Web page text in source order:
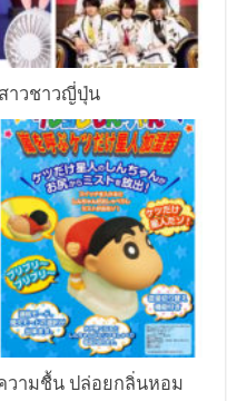
าวชาวญี่ปุ่น
วามชื้น ปล่อยกลิ่นหอม